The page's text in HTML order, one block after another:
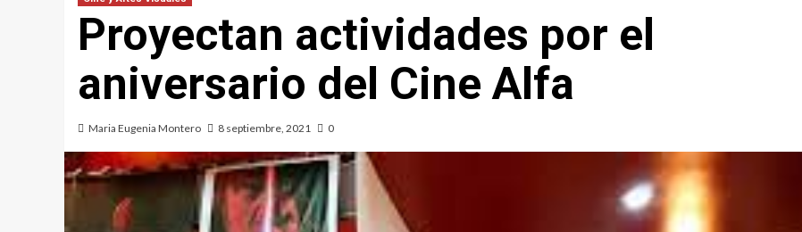
Proyectan actividades por el
aniversario del Cine Alfa
Maria Eugenia Montero 8 septiembre, 2021 0